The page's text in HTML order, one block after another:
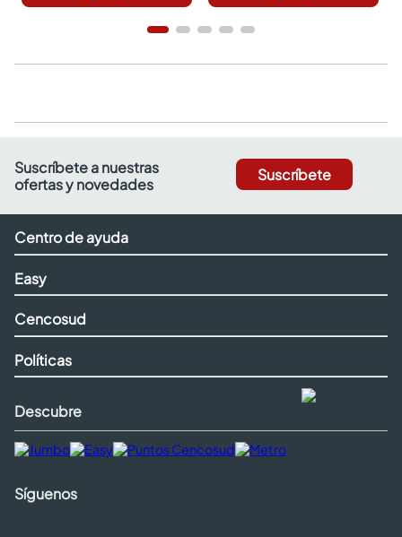
Suscríbete a nuestras
ofertas y novedades
Suscríbete
Centro de ayuda
Easy
Cencosud
Políticas
Descubre
Síguenos